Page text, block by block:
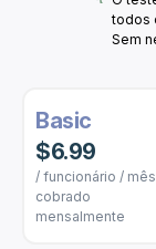
todos
Sem
Basic
$6.99
/ funcionário / mês
cobrado
mensalmente